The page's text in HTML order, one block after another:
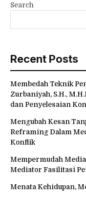
Search
Recent Posts
Membedah Teknik
Zurbaniyah, S.H.,
dan Penyelesaian
Mengubah Kesan
Reframing Dalam
Konflik
Mempermudah
Mediator Fasilitasi
Menata Kehidupan,